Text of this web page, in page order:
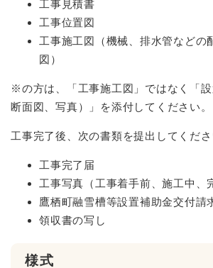
工事見積書
工事位置図
工事施工図（機械、排水管などの
図）
※の方は、「工事施工図」ではなく「設
断面図、写真）」を添付してください。
工事完了後、次の書類を提出してくださ
工事完了届
工事写真（工事着手前、施工中、
鷹栖町融雪槽等設置補助金交付請
領収書の写し
様式